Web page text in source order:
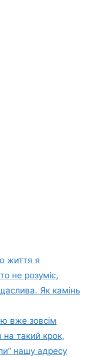
життя я
не розуміє,
Як камінь
вже зовсім
на такий крок,
нашу адресу